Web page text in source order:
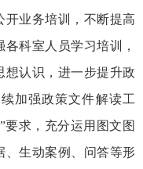
开业务培训，不断提高
科室人员学习培训，
想认识，进一步提升政
加强政策文件解读工
求，充分运用图文图
、生动案例、问答等形